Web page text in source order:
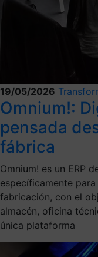
19/05/2026
Omnium!:
pensada
fábrica
Omnium! es un ERP
específicamente
fabricación, con el
almacén, oficina
única plataforma